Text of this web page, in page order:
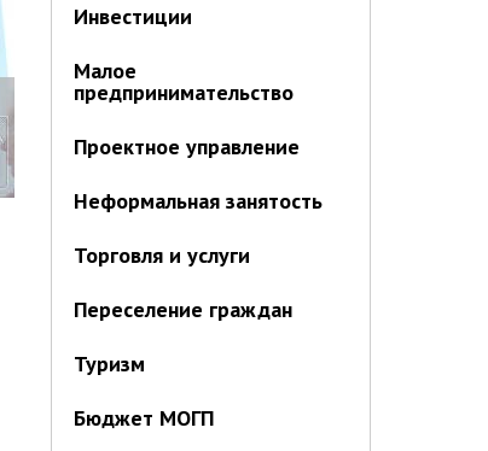
Инвестиции
Малое
предпринимательство
Проектное управление
Неформальная занятость
Торговля и услуги
Переселение граждан
Туризм
Бюджет МОГП